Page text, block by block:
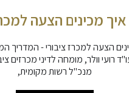
איך מכינים הצעה
הצעה למכרז ציבורי - המדריך
רועי וולר, מומחה לדיני מכרזים
מנכ"ל רשות מקומית,